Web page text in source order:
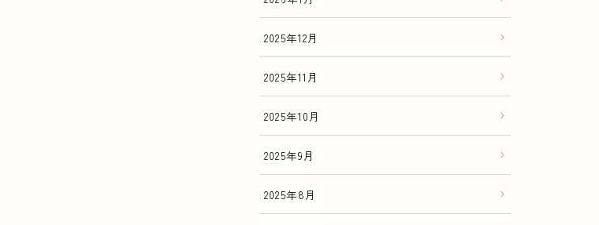
2025年12月
2025年11月
2025年10月
2025年9月
2025年8月